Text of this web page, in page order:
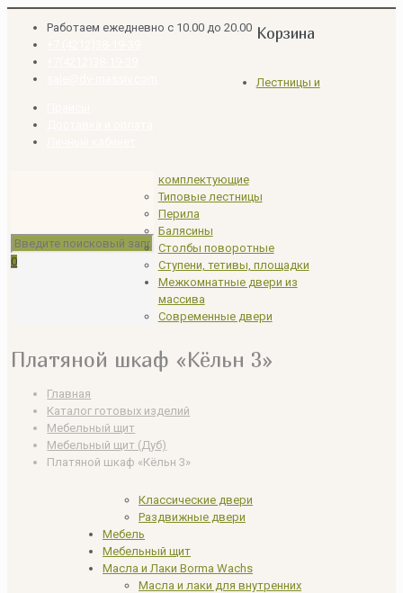
Работаем ежедневно с 10.00 до 20.00
0
Платяной шкаф «Кёльн 3»
Главная
Каталог готовых изделий
Мебельный щит
Мебельный щит (Дуб)
Платяной шкаф «Кёльн 3»
Корзина
Лестницы и
комплектующие
Типовые лестницы
Перила
Балясины
Столбы поворотные
Ступени, тетивы, площадки
Межкомнатные двери из
массива
Современные двери
Классические двери
Раздвижные двери
Мебель
Мебельный щит
Масла и Лаки Borma Wachs
Масла и лаки для внутренних